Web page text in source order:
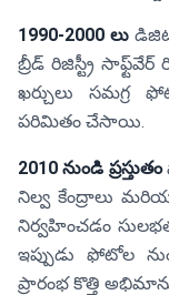
1990-2000 లు
బ్రీడ్ రిజిస్ట్రీ
ఖర్చులు సమగ్ర
పరిమితం చేసాయి.
2010 నుండి ప్రస్తుతం
నిల్వ కేంద్రాలు
నిర్వహించడం
ఇప్పుడు ఫోటోల
ప్రారంభ కొత్తి